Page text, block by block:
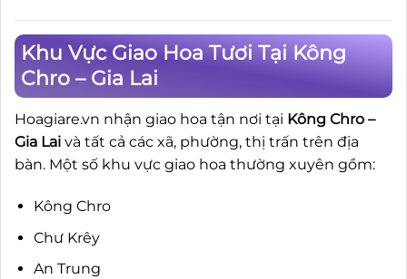
Khu Vực Giao Hoa Tươi Tại Kông
Chro – Gia Lai
Hoagiare.vn nhận giao hoa tận nơi tại Kông Chro –
Gia Lai và tất cả các xã, phường, thị trấn trên địa
bàn. Một số khu vực giao hoa thường xuyên gồm:
Kông Chro
Chư Krêy
An Trung